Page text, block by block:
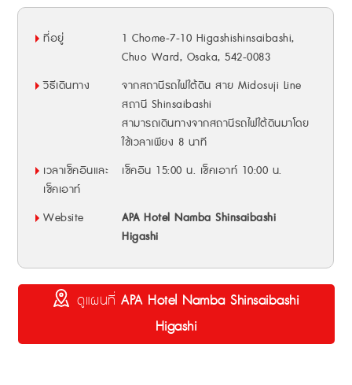
ที่อยู่
1 Chome-7-10 Higashishinsaibashi,
Chuo Ward, Osaka, 542-0083
วิธีเดินทาง
จากสถานีรถไฟใต้ดิน สาย Midosuji Line
สถานี Shinsaibashi
สามารถเดินทางจากสถานีรถไฟใต้ดินมาโดย
ใช้เวลาเพียง 8 นาที
เวลาเช็คอินและ
เช็คเอาท์
เช็คอิน 15:00 น. เช็คเอาท์ 10:00 น.
Website
APA Hotel Namba Shinsaibashi
Higashi
ดูแผนที่ APA Hotel Namba Shinsaibashi
Higashi